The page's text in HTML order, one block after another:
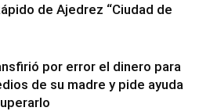
de Ajedrez “Ciudad de
por error el dinero para
de su madre y pide ayuda